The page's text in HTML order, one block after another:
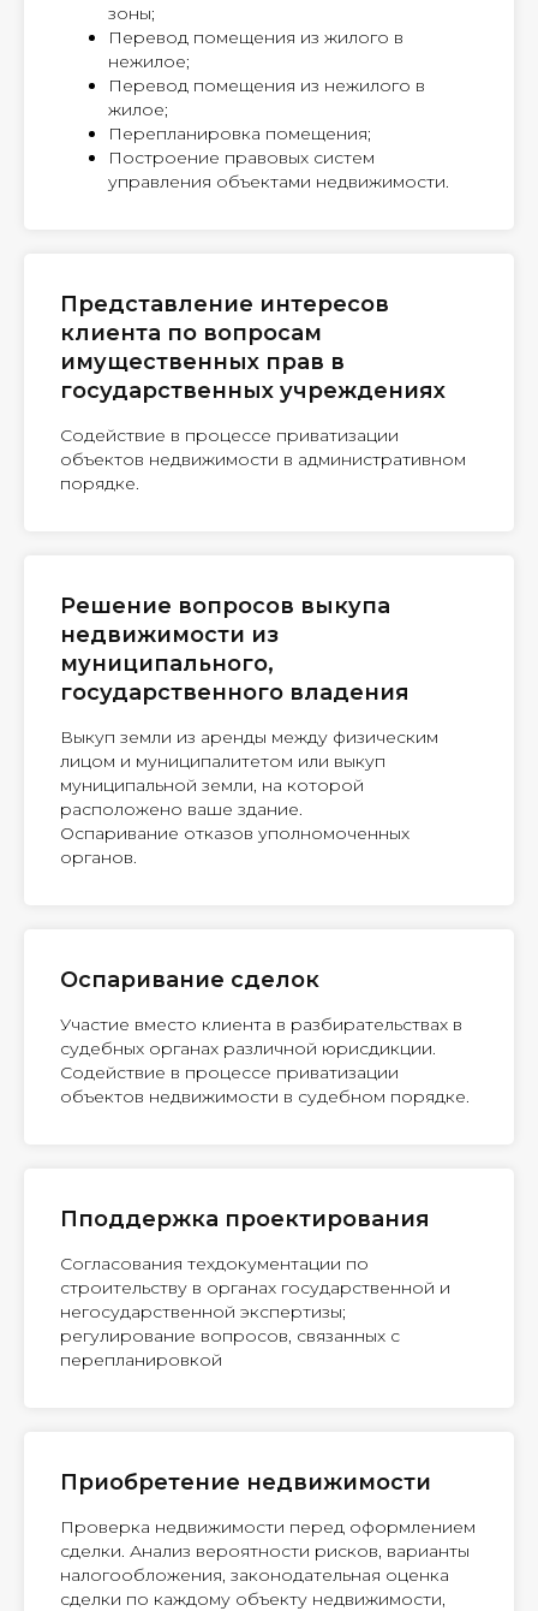
зоны;
Перевод помещения из жилого в
нежилое;
Перевод помещения из нежилого в
жилое;
Перепланировка помещения;
Построение правовых систем
управления объектами недвижимости.
Представление интересов
клиента по вопросам
имущественных прав в
государственных учреждениях
Содействие в процессе приватизации
объектов недвижимости в административном
порядке.
Решение вопросов выкупа
недвижимости из
муниципального,
государственного владения
Выкуп земли из аренды между физическим
лицом и муниципалитетом или выкуп
муниципальной земли, на которой
расположено ваше здание.
Оспаривание отказов уполномоченных
органов.
Оспаривание сделок
Участие вместо клиента в разбирательствах в
судебных органах различной юрисдикции.
Содействие в процессе приватизации
объектов недвижимости в судебном порядке.
Пподдержка проектирования
Согласования техдокументации по
строительству в органах государственной и
негосударственной экспертизы;
регулирование вопросов, связанных с
перепланировкой
Приобретение недвижимости
Проверка недвижимости перед оформлением
сделки. Анализ вероятности рисков, варианты
налогообложения, законодательная оценка
сделки по каждому объекту недвижимости,